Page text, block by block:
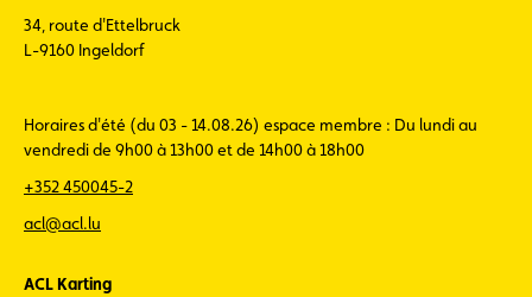
34, route d'Ettelbruck
L-9160 Ingeldorf
Horaires d'été (du 03 - 14.08.26) espace membre : Du lundi au
vendredi de 9h00 à 13h00 et de 14h00 à 18h00
+352 450045-2
acl@acl.lu
ACL Karting